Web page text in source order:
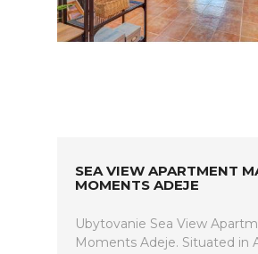
SEA VIEW APARTMENT
MOMENTS ADEJE
Ubytovanie Sea View
Moments Adeje. Situated in